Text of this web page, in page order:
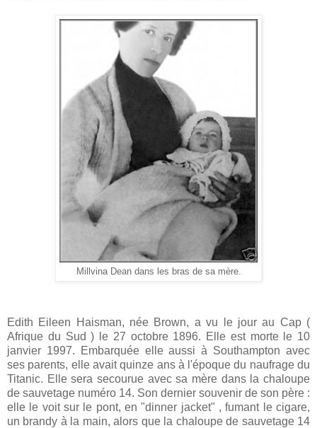
Millvina Dean dans les bras de sa mère.
Edith Eileen Haisman, née Brown, a vu le jour au Cap (
Afrique du Sud ) le 27 octobre 1896. Elle est morte le 10
janvier 1997. Embarquée elle aussi à Southampton avec
ses parents, elle avait quinze ans à l'époque du naufrage du
Titanic. Elle sera secourue avec sa mère dans la chaloupe
de sauvetage numéro 14. Son dernier souvenir de son père :
elle le voit sur le pont, en "dinner jacket" , fumant le cigare,
un brandy à la main, alors que la chaloupe de sauvetage 14